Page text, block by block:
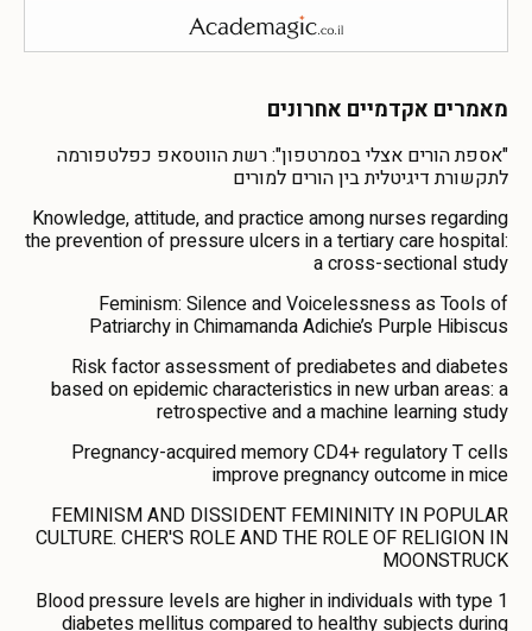
מאמרים אקדמיים אחרונים
"אספת הורים אצלי בסמרטפון": רשת הווטסאפ כפלטפורמה
לתקשורת דיגיטלית בין הורים למורים
Knowledge, attitude, and practice among nurses regarding
the prevention of pressure ulcers in a tertiary care hospital:
a cross-sectional study
Feminism: Silence and Voicelessness as Tools of
Patriarchy in Chimamanda Adichie’s Purple Hibiscus
Risk factor assessment of prediabetes and diabetes
based on epidemic characteristics in new urban areas: a
retrospective and a machine learning study
Pregnancy-acquired memory CD4+ regulatory T cells
improve pregnancy outcome in mice
FEMINISM AND DISSIDENT FEMININITY IN POPULAR
CULTURE. CHER'S ROLE AND THE ROLE OF RELIGION IN
MOONSTRUCK
Blood pressure levels are higher in individuals with type 1
diabetes mellitus compared to healthy subjects during